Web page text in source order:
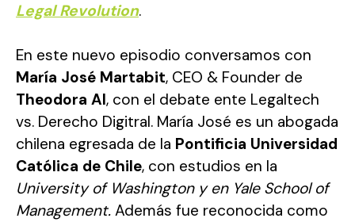
Legal Revolution.
En este nuevo episodio conversamos con
María José Martabit, CEO & Founder de
Theodora AI, con el debate ente Legaltech
vs. Derecho Digitral. María José es un abogada
chilena egresada de la Pontificia Universidad
Católica de Chile, con estudios en la
University of Washington y en Yale School of
Management. Además fue reconocida como